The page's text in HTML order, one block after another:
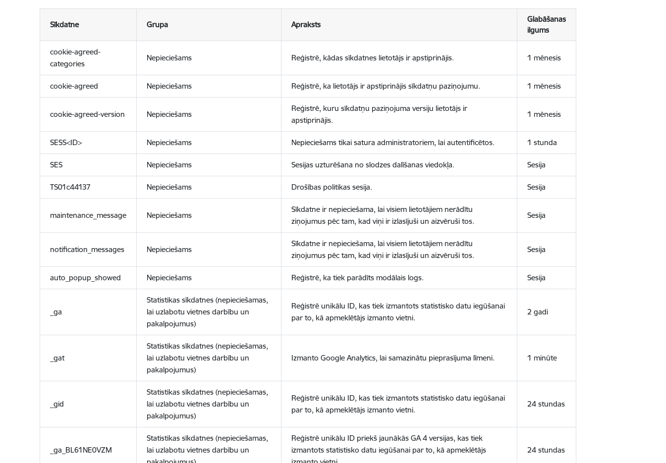
Sīkdatne Grupa Apraksts
Glabāšanas
ilgums
cookie-agreed-
categories
Nepieciešams Reģistrē, kādas sīkdatnes lietotājs ir apstiprinājis. 1 mēnesis
cookie-agreed Nepieciešams Reģistrē, ka lietotājs ir apstiprinājis sīkdatņu paziņojumu. 1 mēnesis
cookie-agreed-version Nepieciešams
Reģistrē, kuru sīkdatņu paziņojuma versiju lietotājs ir
apstiprinājis.
1 mēnesis
SESS<ID> Nepieciešams Nepieciešams tikai satura administratoriem, lai autentificētos. 1 stunda
SES Nepieciešams Sesijas uzturēšana no slodzes dalīšanas viedokļa. Sesija
TS01c44137 Nepieciešams Drošības politikas sesija. Sesija
maintenance_message Nepieciešams
Sīkdatne ir nepieciešama, lai visiem lietotājiem nerādītu
ziņojumus pēc tam, kad viņi ir izlasījuši un aizvēruši tos.
Sesija
notification_messages Nepieciešams
Sīkdatne ir nepieciešama, lai visiem lietotājiem nerādītu
ziņojumus pēc tam, kad viņi ir izlasījuši un aizvēruši tos.
Sesija
auto_popup_showed Nepieciešams Reģistrē, ka tiek parādīts modālais logs. Sesija
_ga
Statistikas sīkdatnes (nepieciešamas,
lai uzlabotu vietnes darbību un
pakalpojumus)
Reģistrē unikālu ID, kas tiek izmantots statistisko datu iegūšanai
par to, kā apmeklētājs izmanto vietni.
2 gadi
_gat
Statistikas sīkdatnes (nepieciešamas,
lai uzlabotu vietnes darbību un
pakalpojumus)
Izmanto Google Analytics, lai samazinātu pieprasījuma līmeni. 1 minūte
_gid
Statistikas sīkdatnes (nepieciešamas,
lai uzlabotu vietnes darbību un
pakalpojumus)
Reģistrē unikālu ID, kas tiek izmantots statistisko datu iegūšanai
par to, kā apmeklētājs izmanto vietni.
24 stundas
_ga_BL61NE0VZM
Statistikas sīkdatnes (nepieciešamas,
lai uzlabotu vietnes darbību un
Reģistrē unikālu ID priekš jaunākās GA 4 versijas, kas tiek
izmantots statistisko datu iegūšanai par to, kā apmeklētājs
24 stundas